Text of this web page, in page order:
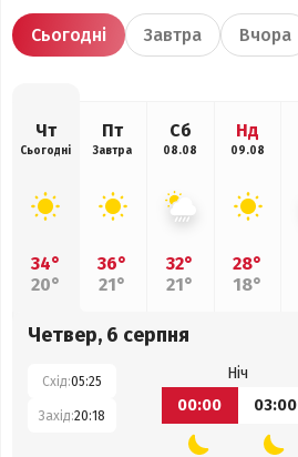
Сьогодні Завтра Вчора
Чт
Сьогодні
34°
20°
Пт
Завтра
36°
21°
Сб
08.08
32°
21°
Нд
09.08
28°
18°
Четвер, 6 серпня
Схід:05:25
Захід:20:18
Ніч
00:00
03:00